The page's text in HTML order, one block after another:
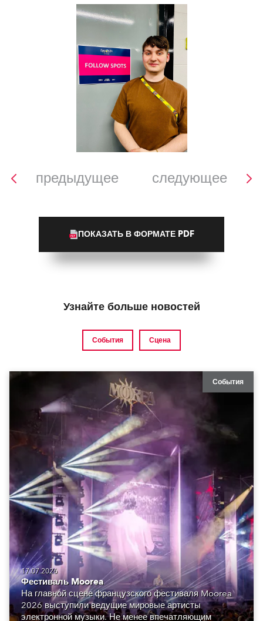
предыдущее следующее
ПОКАЗАТЬ В ФОРМАТЕ PDF
Узнайте больше новостей
События Сцена
События
17.07.2026
Фестиваль Moorea
На главной сцене французского фестиваля Moorea
2026 выступили ведущие мировые артисты
электронной музыки. Не менее впечатляющим